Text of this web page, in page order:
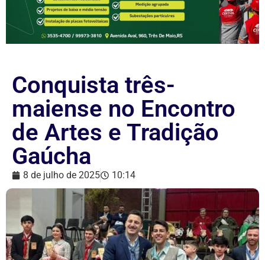
Conquista três-
maiense no Encontro
de Artes e Tradição
Gaúcha
8 de julho de 2025 10:14